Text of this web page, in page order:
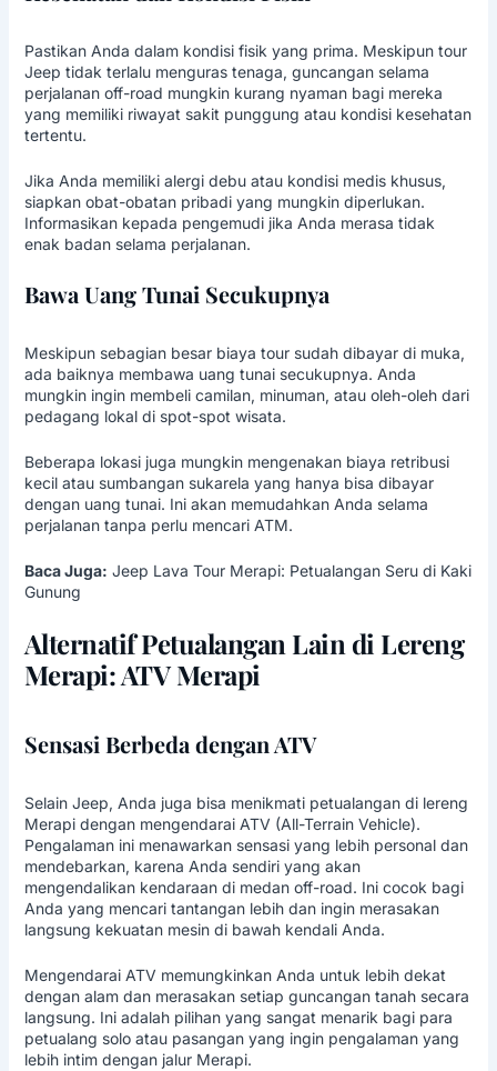
Pastikan Anda dalam kondisi fisik yang prima. Meskipun tour
Jeep tidak terlalu menguras tenaga, guncangan selama
perjalanan off-road mungkin kurang nyaman bagi mereka
yang memiliki riwayat sakit punggung atau kondisi kesehatan
tertentu.
Jika Anda memiliki alergi debu atau kondisi medis khusus,
siapkan obat-obatan pribadi yang mungkin diperlukan.
Informasikan kepada pengemudi jika Anda merasa tidak
enak badan selama perjalanan.
Bawa Uang Tunai Secukupnya
Meskipun sebagian besar biaya tour sudah dibayar di muka,
ada baiknya membawa uang tunai secukupnya. Anda
mungkin ingin membeli camilan, minuman, atau oleh-oleh dari
pedagang lokal di spot-spot wisata.
Beberapa lokasi juga mungkin mengenakan biaya retribusi
kecil atau sumbangan sukarela yang hanya bisa dibayar
dengan uang tunai. Ini akan memudahkan Anda selama
perjalanan tanpa perlu mencari ATM.
Baca Juga: Jeep Lava Tour Merapi: Petualangan Seru di Kaki
Gunung
Alternatif Petualangan Lain di Lereng
Merapi: ATV Merapi
Sensasi Berbeda dengan ATV
Selain Jeep, Anda juga bisa menikmati petualangan di lereng
Merapi dengan mengendarai ATV (All-Terrain Vehicle).
Pengalaman ini menawarkan sensasi yang lebih personal dan
mendebarkan, karena Anda sendiri yang akan
mengendalikan kendaraan di medan off-road. Ini cocok bagi
Anda yang mencari tantangan lebih dan ingin merasakan
langsung kekuatan mesin di bawah kendali Anda.
Mengendarai ATV memungkinkan Anda untuk lebih dekat
dengan alam dan merasakan setiap guncangan tanah secara
langsung. Ini adalah pilihan yang sangat menarik bagi para
petualang solo atau pasangan yang ingin pengalaman yang
lebih intim dengan jalur Merapi.